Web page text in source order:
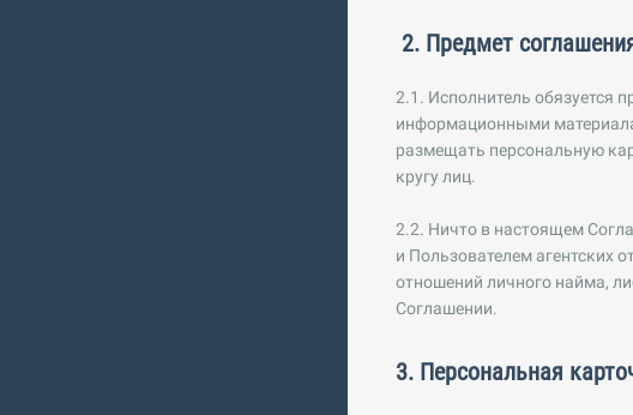
2. Предмет
2.1. Исполнитель обязуется
информационными
размещать персональную
кругу лиц.
2.2. Ничто в настоящем
и Пользователем агентских
отношений личного найма,
Соглашении.
3. Персональная